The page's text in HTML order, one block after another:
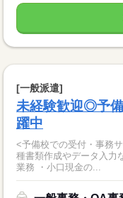
[一般派遣]
未経験歓迎◎予
躍中
<予備校での受付・事務
種書類作成やデータ入力
業務 ・小口現金の...